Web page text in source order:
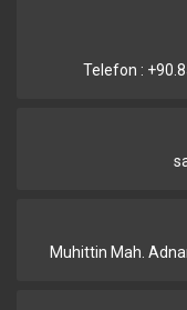
Telefon :
Muhittin Mah.